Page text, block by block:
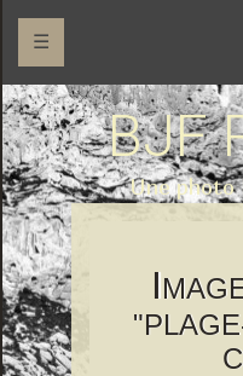
☰
BJF
Une photo
I